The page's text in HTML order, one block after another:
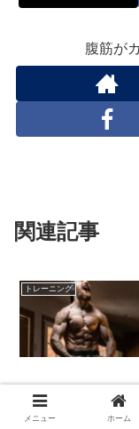
腹筋が
関連記事
トレーニング
ライフスタイル
メニュー ホーム